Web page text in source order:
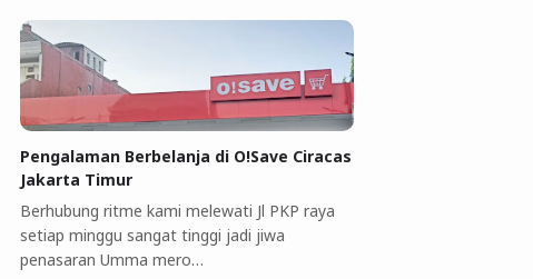
Pengalaman Berbelanja di O!Save Ciracas
Jakarta Timur
Berhubung ritme kami melewati Jl PKP raya
setiap minggu sangat tinggi jadi jiwa
penasaran Umma mero…